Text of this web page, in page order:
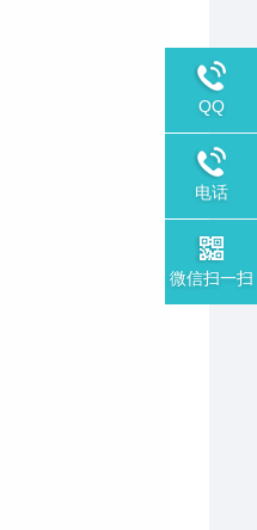
QQ
电话
微信扫一扫